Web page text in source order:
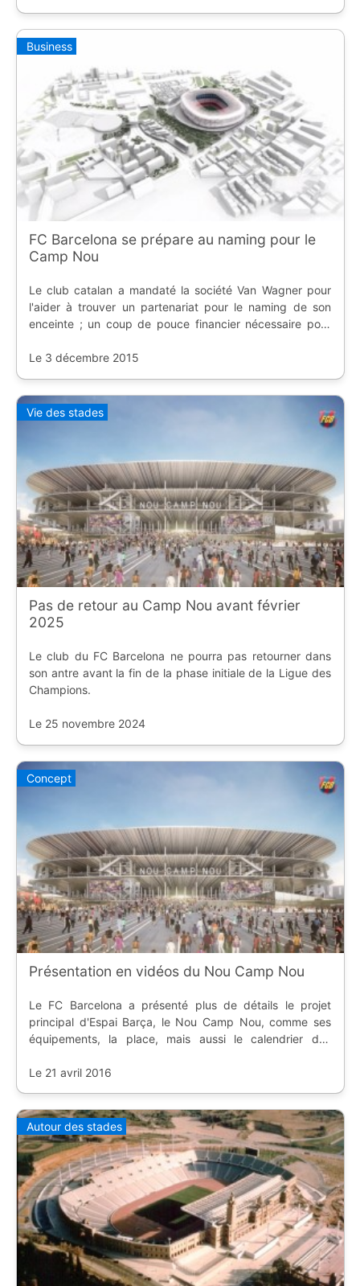
Business
FC Barcelona se prépare au naming pour le
Camp Nou
Le club catalan a mandaté la société Van Wagner pour
l'aider à trouver un partenariat pour le naming de son
enceinte ; un coup de pouce financier nécessaire pour
Le 3 décembre 2015
Vie des stades
Pas de retour au Camp Nou avant février
2025
Le club du FC Barcelona ne pourra pas retourner dans
son antre avant la fin de la phase initiale de la Ligue des
Champions.
Le 25 novembre 2024
Concept
Présentation en vidéos du Nou Camp Nou
Le FC Barcelona a présenté plus de détails le projet
principal d'Espai Barça, le Nou Camp Nou, comme ses
équipements, la place, mais aussi le calendrier des
Le 21 avril 2016
Autour des stades